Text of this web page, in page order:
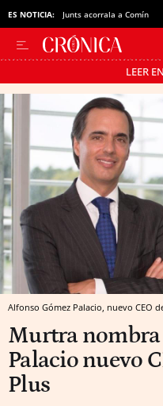
ES NOTICIA: Junts acorrala a Comín
LEER
Pásate al
Alfonso Gómez Palacio, nuevo CEO
Murtra nombra
Palacio nuevo
Plus